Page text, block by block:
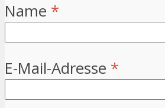
Name *
E-Mail-Adresse *